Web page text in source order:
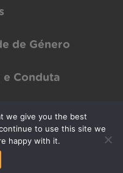
de Género
Conduta
| Designed byPAR Design
we give you the best
to use this site we
happy with it.